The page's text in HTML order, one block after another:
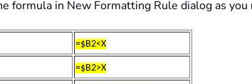
formula in New Formatting Rule dialog as you
=$B2<X
=$B2>X